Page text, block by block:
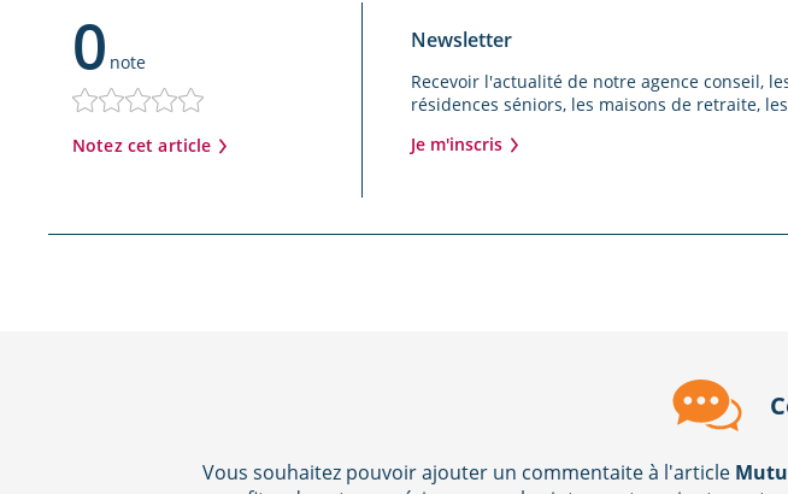
0note
Notez cet article
Newsletter
Recevoir l'actualité de notre agence conseil,
résidences séniors, les maisons de retraite,
Je m'inscris
Vous souhaitez pouvoir ajouter un commentaite à l'article